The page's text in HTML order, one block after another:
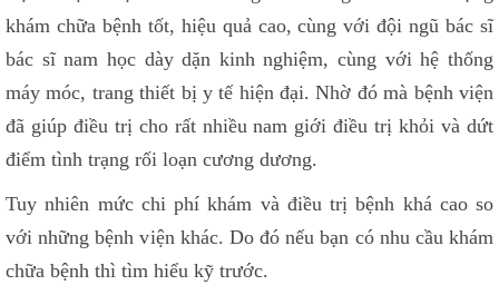
khám chữa bệnh tốt, hiệu quả cao, cùng với đội ngũ bác sĩ
bác sĩ nam học dày dặn kinh nghiệm, cùng với hệ thống
máy móc, trang thiết bị y tế hiện đại. Nhờ đó mà bệnh viện
đã giúp điều trị cho rất nhiều nam giới điều trị khỏi và dứt
điểm tình trạng rối loạn cương dương.
Tuy nhiên mức chi phí khám và điều trị bệnh khá cao so
với những bệnh viện khác. Do đó nếu bạn có nhu cầu khám
chữa bệnh thì tìm hiểu kỹ trước.